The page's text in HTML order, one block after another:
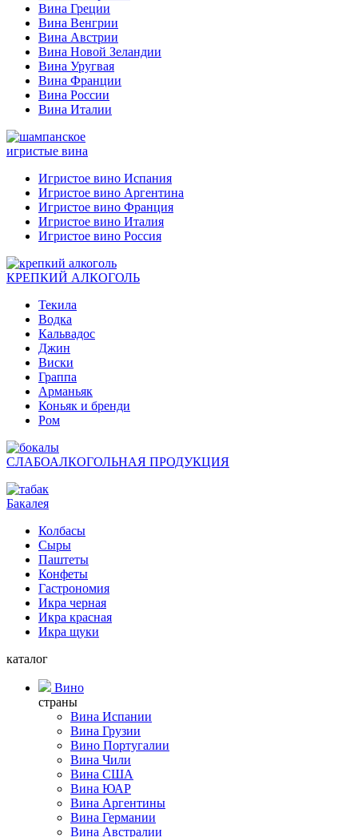
Вина Греции
Вина Венгрии
Вина Австрии
Вина Новой Зеландии
Вина Уругвая
Вина Франции
Вина России
Вина Италии
игристые вина
Игристое вино Испания
Игристое вино Аргентина
Игристое вино Франция
Игристое вино Италия
Игристое вино Россия
КРЕПКИЙ АЛКОГОЛЬ
Текила
Водка
Кальвадос
Джин
Виски
Граппа
Арманьяк
Коньяк и бренди
Ром
СЛАБОАЛКОГОЛЬНАЯ ПРОДУКЦИЯ
Бакалея
Колбасы
Сыры
Паштеты
Конфеты
Гастрономия
Икра черная
Икра красная
Икра щуки
каталог
Вино
страны
Вина Испании
Вина Грузии
Вино Португалии
Вина Чили
Вина США
Вина ЮАР
Вина Аргентины
Вина Германии
Вина Австралии